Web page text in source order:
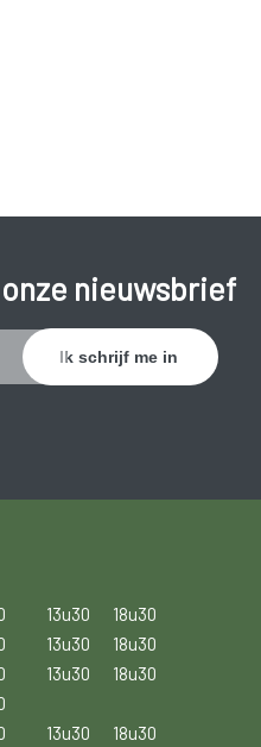
nieuwsbrief
13u30
18u30
13u30
18u30
13u30
18u30
13u30
18u30